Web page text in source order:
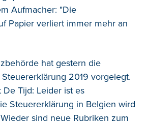
Aufmacher: "Die
Papier verliert immer mehr an
hat gestern die
2019 vorgelegt.
Tijd: Leider ist es
Steuererklärung in Belgien wird
sind neue Rubriken zum